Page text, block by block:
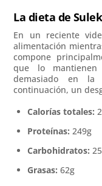
La dieta de
En un reciente
alimentación
compone
que lo
demasiado en la
continuación, un
Calorías totales:
Proteínas: 249g
Carbohidratos:
Grasas: 62g